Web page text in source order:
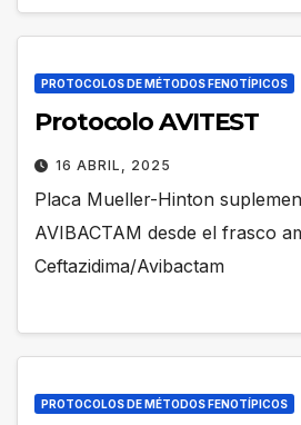
PROTOCOLOS DE MÉTODOS FENOTÍPICOS
Protocolo AVITEST
16 ABRIL, 2025
Placa Mueller-Hinton
AVIBACTAM desde el frasco
Ceftazidima/Avibactam
PROTOCOLOS DE MÉTODOS FENOTÍPICOS